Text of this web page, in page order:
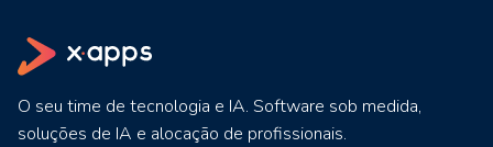
O seu time de tecnologia e IA. Software sob medida,
soluções de IA e alocação de profissionais.